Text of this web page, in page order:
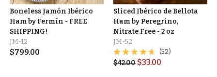
Boneless Jamón Ibérico
Ham by Fermín - FREE
SHIPPING!
JM-12
$799.00
Sliced Ibérico de Bellota
Ham by Peregrino,
Nitrate Free - 2 oz
JM-52
(52)
$42.00 $33.00